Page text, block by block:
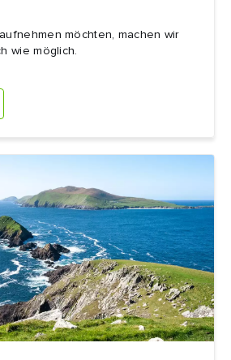
möchten, machen wir
wie möglich.